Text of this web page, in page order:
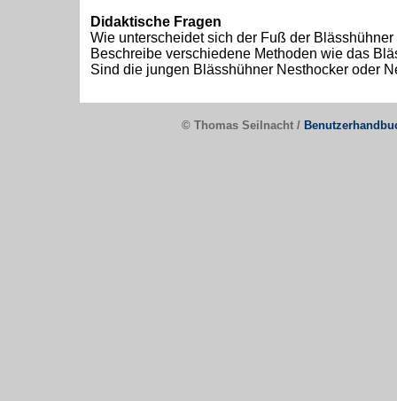
Didaktische Fragen
Wie unterscheidet sich der Fuß der
Beschreibe verschiedene Methoden wie das
Sind die jungen Blässhühner Nesthocker oder
© Thomas Seilnacht /